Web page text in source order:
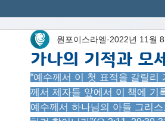
이스라엘 일반 명절
가나의 기적과 모
원포이스라엘 2022년 11월 8
“예수께서 이 첫 표적을 갈릴
께서 제자들 앞에서 이 책에 기
예수께서 하나님의 아들 그리